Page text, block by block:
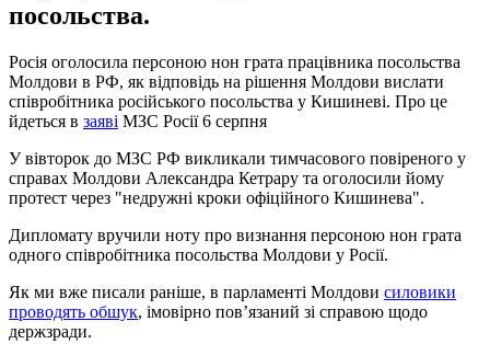
посольства.
Росія оголосила персоною нон грата працівника посольства
Молдови в РФ, як відповідь на рішення Молдови вислати
співробітника російського посольства у Кишиневі. Про це
йдеться в заяві МЗС Росії 6 серпня
У вівторок до МЗС РФ викликали тимчасового повіреного у
справах Молдови Александра Кетрару та оголосили йому
протест через "недружні кроки офіційного Кишинева".
Дипломату вручили ноту про визнання персоною нон грата
одного співробітника посольства Молдови у Росії.
Як ми вже писали раніше, в парламенті Молдови силовики
проводять обшук, імовірно пов’язаний зі справою щодо
держзради.